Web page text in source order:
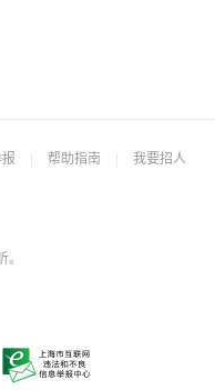
帮助指南 我要招人